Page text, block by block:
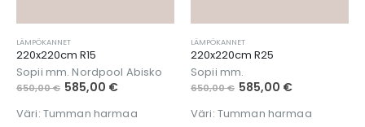
LÄMPÖKANNET
220x220cm R15
Sopii mm. Nordpool Abisko
650,00€ 585,00 €
Väri: Tumman harmaa
LÄMPÖKANNET
220x220cm R25
Sopii mm.
650,00€ 585,00 €
Väri: Tumman harmaa